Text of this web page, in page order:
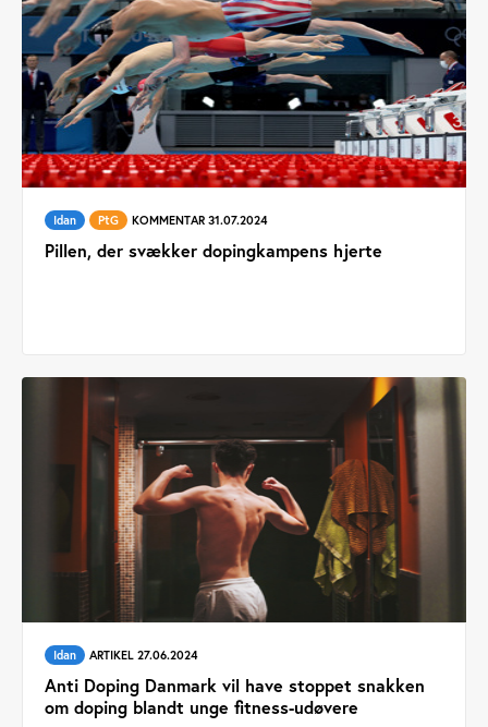
Idan PtG KOMMENTAR 31.07.2024
Pillen, der svækker dopingkampens hjerte
Idan ARTIKEL 27.06.2024
Anti Doping Danmark vil have stoppet snakken
om doping blandt unge fitness-udøvere